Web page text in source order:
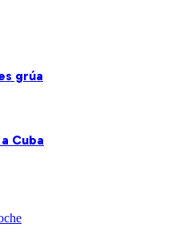
grúa
Cuba